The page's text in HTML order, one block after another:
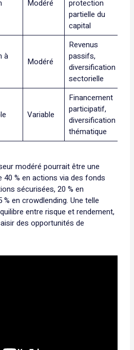
Modéré
protection
partielle du
capital
à
Modéré
Revenus
passifs,
diversification
sectorielle
Variable
Financement
participatif,
diversification
thématique
modéré pourrait être une
% en actions via des fonds
sécurisées, 20 % en
en crowdlending. Une telle
entre risque et rendement,
des opportunités de